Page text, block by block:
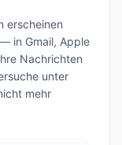
erscheinen
in Gmail, Apple
Nachrichten
unter
mehr